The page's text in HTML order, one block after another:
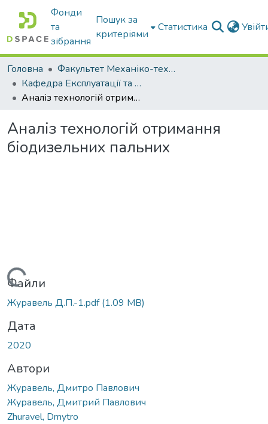
Фонди
та
зібрання
Пошук за
критеріями
Статистика
Головна
Факультет Механіко-технологічний
Кафедра Експлуатації та технічного сервісу машин
Аналіз технологій отримання біодизельних пальних
Аналіз технологій отримання
біодизельних пальних
Вантажиться...
Файли
Журавель Д.П.-1.pdf(1.09 MB)
Дата
2020
Автори
Журавель, Дмитро Павлович
Журавель, Дмитрий Павлович
Zhuravel, Dmytro